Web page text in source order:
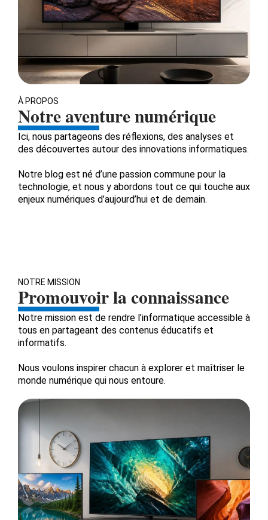
À PROPOS
Notre aventure numérique
Ici, nous partageons des réflexions, des analyses et
des découvertes autour des innovations informatiques.
Notre blog est né d’une passion commune pour la
technologie, et nous y abordons tout ce qui touche aux
enjeux numériques d’aujourd’hui et de demain.
NOTRE MISSION
Promouvoir la connaissance
Notre mission est de rendre l’informatique accessible à
tous en partageant des contenus éducatifs et
informatifs.
Nous voulons inspirer chacun à explorer et maîtriser le
monde numérique qui nous entoure.